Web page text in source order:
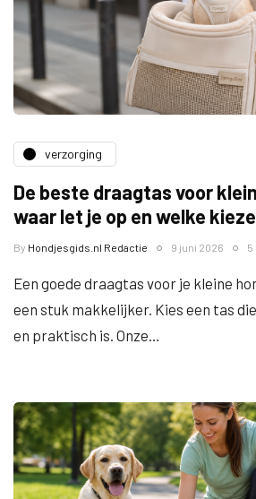
verzorging
De beste draagtas voor
waar let je op en welke
By Hondjesgids.nl Redactie 9 juni 2026 5
Een goede draagtas voor je kleine
een stuk makkelijker. Kies een tas
en praktisch is. Onze…